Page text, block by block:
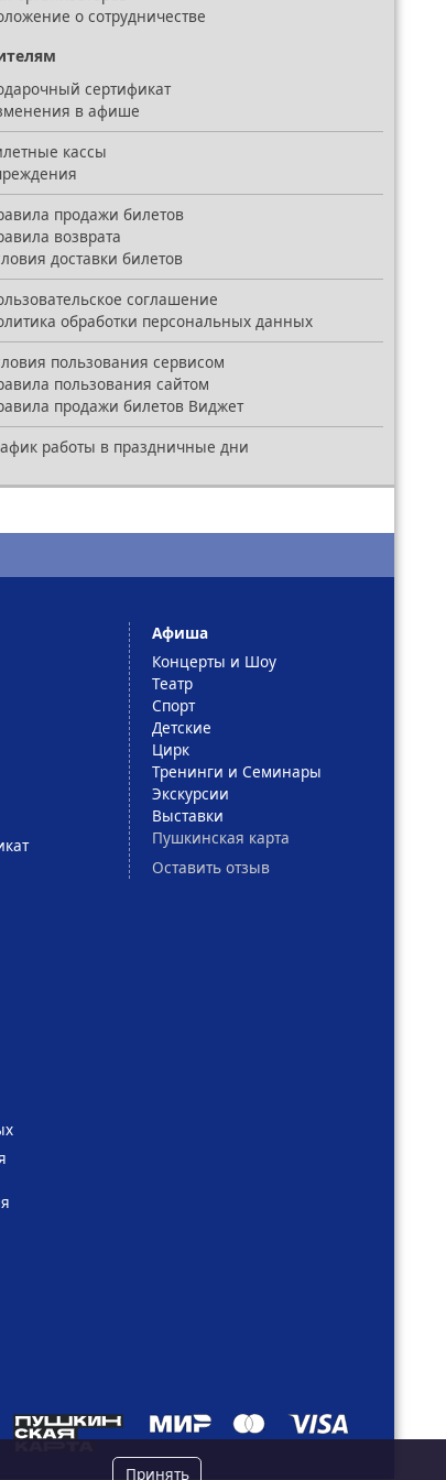
о сотрудничестве
сертификат
в афише
кассы
продажи билетов
возврата
доставки билетов
соглашение
обработки персональных данных
пользования сервисом
пользования сайтом
продажи билетов Виджет
работы в праздничные дни
Афиша
Концерты и Шоу
Театр
Спорт
Детские
Цирк
Тренинги и Семинары
Экскурсии
Выставки
Пушкинская карта
Оставить отзыв
Принять